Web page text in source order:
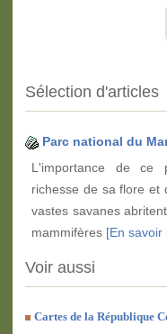
Sélection d'articles
Parc national du
L'importance de
richesse de sa flore et
vastes savanes
mammifères [En savoir
Voir aussi
Cartes de la République